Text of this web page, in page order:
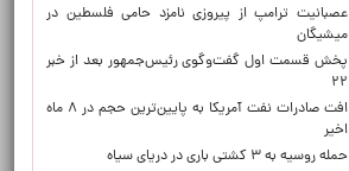
عصبانیت ترامپ از پیروزی نامزد حامی فلسطین در
میشیگان
پخش قسمت اول گفت‌وگوی رئیس‌جمهور بعد از خبر
۲۲
افت صادرات نفت آمریکا به پایین‌ترین حجم در ۸ ماه
اخیر
حمله روسیه به ۳ کشتی باری در دریای سیاه